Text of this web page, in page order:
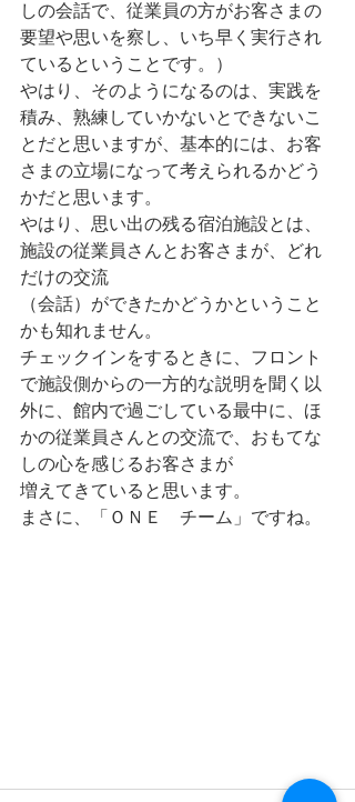
しの会話で、従業員の方がお客さまの
要望や思いを察し、いち早く実行され
ているということです。）
やはり、そのようになるのは、実践を
積み、熟練していかないとできないこ
とだと思いますが、基本的には、お客
さまの立場になって考えられるかどう
かだと思います。
やはり、思い出の残る宿泊施設とは、
施設の従業員さんとお客さまが、どれ
だけの交流
（会話）ができたかどうかということ
かも知れません。
チェックインをするときに、フロント
で施設側からの一方的な説明を聞く以
外に、館内で過ごしている最中に、ほ
かの従業員さんとの交流で、おもてな
しの心を感じるお客さまが
増えてきていると思います。
まさに、「ＯＮＥ　チーム」ですね。